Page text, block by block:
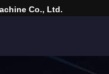
Co., Ltd.